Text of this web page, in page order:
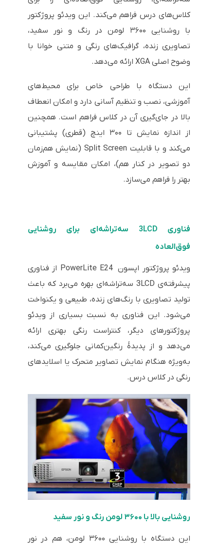
کلاس‌های درس فراهم می‌کند. این ویدئو پروژکتور
با روشنایی ۳۶۰۰ لومن در رنگ و نور سفید،
تصاویری زنده، گرافیک‌های رنگی و متنی خوانا با
وضوح اصلی XGA ارائه می‌دهد.
این دستگاه با طراحی خاص برای محیط‌های
آموزشی، نصب و تنظیم آسانی دارد و امکان انعطاف
بالا در جای‌گیری آن در کلاس فراهم است. همچنین
از اندازه نمایش تا ۳۰۰ اینچ (قطری) پشتیبانی
می‌کند و با قابلیت Split Screen (نمایش هم‌زمان
دو تصویر در کنار هم)، امکان مقایسه و آموزش
بهتر را فراهم می‌سازد.
فناوری 3LCD سه‌تراشه‌ای برای روشنایی
فوق‌العاده
ویدئو پروژکتور اپسون PowerLite E24 از فناوری
پیشرفته‌ی 3LCD سه‌تراشه‌ای بهره می‌برد که باعث
تولید تصاویری با رنگ‌های زنده، طبیعی و یکنواخت
می‌شود. این فناوری به نسبت بسیاری از ویدئو
پروژکتورهای دیگر، کنتراست رنگی بهتری ارائه
می‌دهد و از پدیدۀ رنگین‌کمانی جلوگیری می‌کند،
به‌ویژه هنگام نمایش تصاویر متحرک یا اسلایدهای
رنگی در کلاس درس.
روشنایی بالا با ۳۶۰۰ لومن رنگ و نور سفید
این دستگاه با روشنایی ۳۶۰۰ لومن، هم در نور